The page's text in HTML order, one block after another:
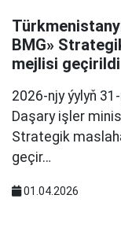
BMG»
mejlisi geçirildi
2026-njy ýylyň
Daşary işler
Strategik
geçir…
01.04.2026